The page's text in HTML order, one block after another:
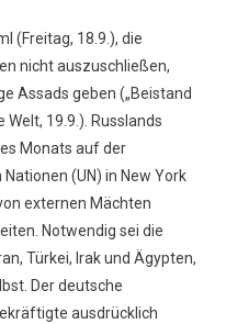
(Freitag, 18.9.), die
nicht auszuschließen,
Assads geben („Beistand
Welt, 19.9.). Russlands
Monats auf der
(UN) in New York
externen Mächten
Notwendig sei die
Türkei, Irak und Ägypten,
Der deutsche
ausdrücklich